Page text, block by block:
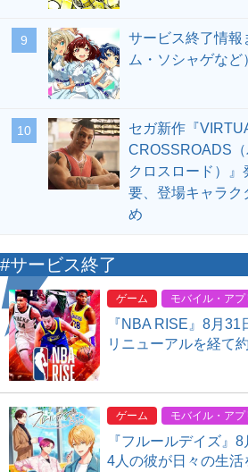
9
サービス終了情報
ム・ソシャゲなど
10
セガ新作『
CROSSROADS
クロスロード）
要、登場キャラク
め
#サービス終了
ゲーム モバイル・アプ
『NBA RISE』8月
リニューアルを経て
ゲーム モバイル・アプ
『フルールデイズ』
4人の彼が日々の生